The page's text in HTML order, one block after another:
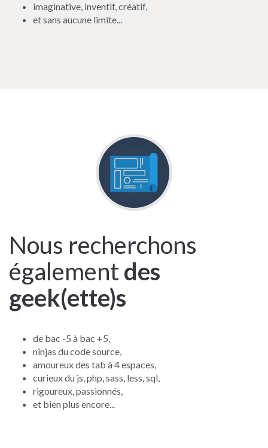
imaginative, inventif, créatif,
et sans aucune limite...
Nous recherchons
égalementdes
geek(ette)s
de bac -5 à bac +5,
ninjas du code source,
amoureux des tab à 4 espaces,
curieux du js, php, sass, less, sql,
rigoureux, passionnés,
et bien plus encore...